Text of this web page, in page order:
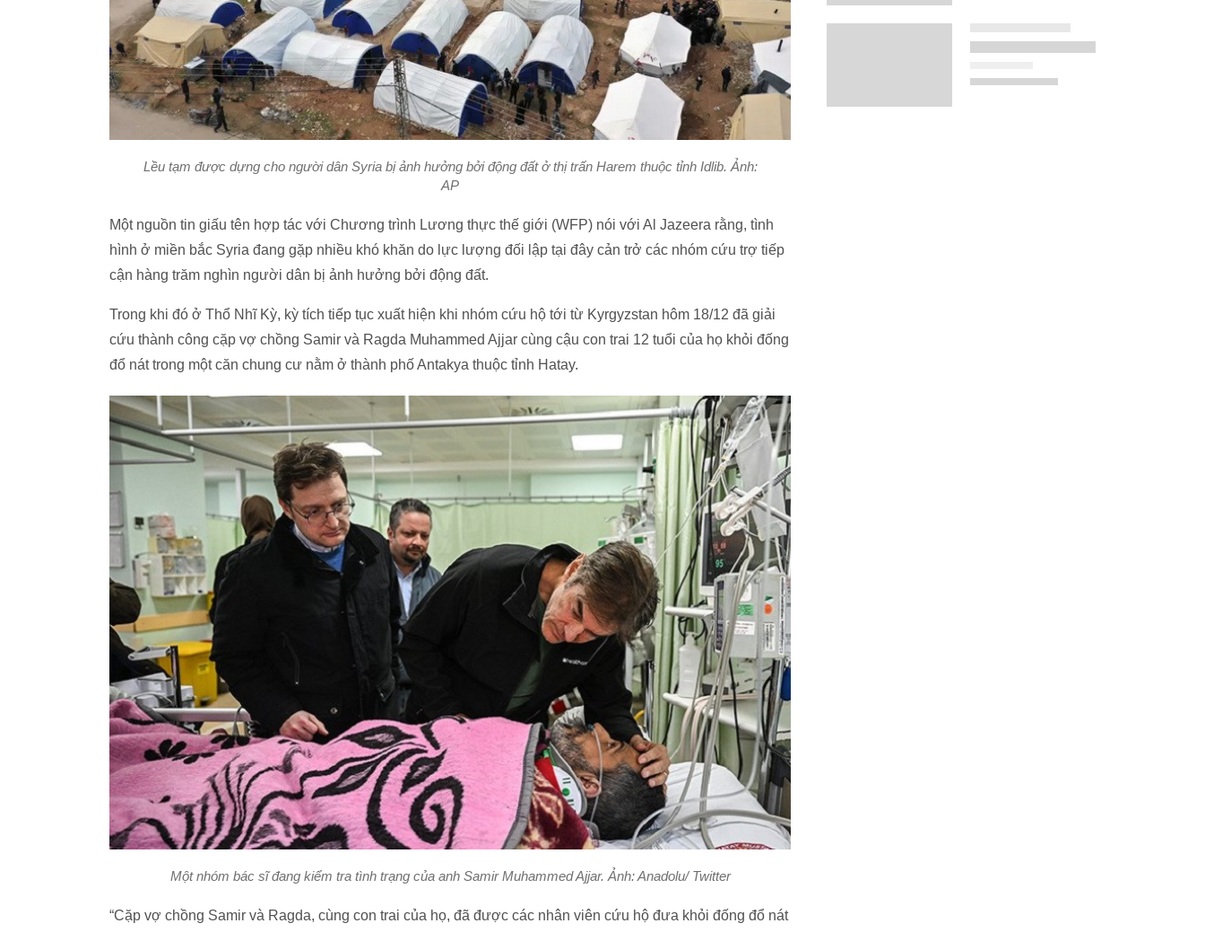
Lều tạm được dựng cho người dân Syria bị ảnh hưởng bởi động đất ở thị trấn Harem thuộc tỉnh Idlib. Ảnh:
AP
Một nguồn tin giấu tên hợp tác với Chương trình Lương thực thế giới (WFP) nói với Al Jazeera rằng, tình
hình ở miền bắc Syria đang gặp nhiều khó khăn do lực lượng đối lập tại đây cản trở các nhóm cứu trợ tiếp
cận hàng trăm nghìn người dân bị ảnh hưởng bởi động đất.
Trong khi đó ở Thổ Nhĩ Kỳ, kỳ tích tiếp tục xuất hiện khi nhóm cứu hộ tới từ Kyrgyzstan hôm 18/12 đã giải
cứu thành công cặp vợ chồng Samir và Ragda Muhammed Ajjar cùng cậu con trai 12 tuổi của họ khỏi đống
đổ nát trong một căn chung cư nằm ở thành phố Antakya thuộc tỉnh Hatay.
Một nhóm bác sĩ đang kiểm tra tình trạng của anh Samir Muhammed Ajjar. Ảnh: Anadolu/ Twitter
“Cặp vợ chồng Samir và Ragda, cùng con trai của họ, đã được các nhân viên cứu hộ đưa khỏi đống đổ nát